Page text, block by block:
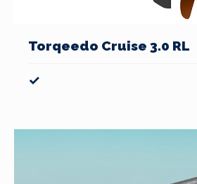
Torqeedo Cruise 3.0 RL
✓